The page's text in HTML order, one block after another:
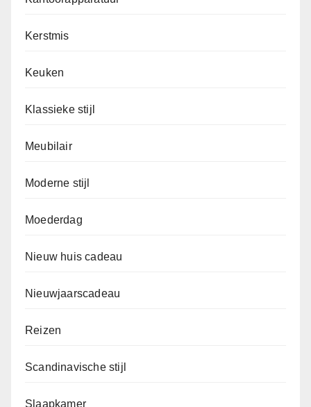
Kerstmis
Keuken
Klassieke stijl
Meubilair
Moderne stijl
Moederdag
Nieuw huis cadeau
Nieuwjaarscadeau
Reizen
Scandinavische stijl
Slaapkamer